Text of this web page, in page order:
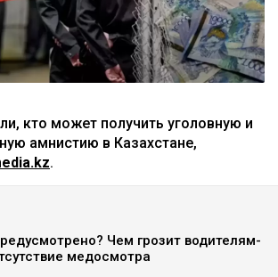
кто может получить уголовную и
амнистию в Казахстане,
.
Чем грозит водителям-
медосмотра